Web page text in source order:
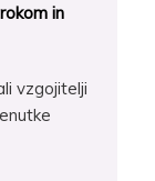
in
vzgojitelji